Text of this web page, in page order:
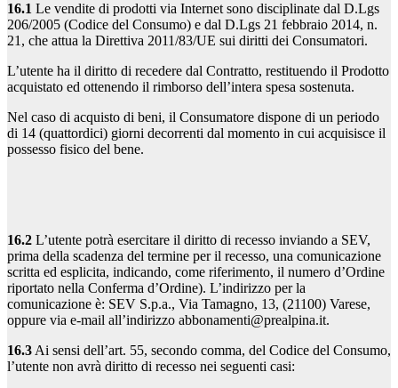
16.1 Le vendite di prodotti via Internet sono disciplinate dal D.Lgs
206/2005 (Codice del Consumo) e dal D.Lgs 21 febbraio 2014, n.
21, che attua la Direttiva 2011/83/UE sui diritti dei Consumatori.
L’utente ha il diritto di recedere dal Contratto, restituendo il Prodotto
acquistato ed ottenendo il rimborso dell’intera spesa sostenuta.
Nel caso di acquisto di beni, il Consumatore dispone di un periodo
di 14 (quattordici) giorni decorrenti dal momento in cui acquisisce il
possesso fisico del bene.
16.2 L’utente potrà esercitare il diritto di recesso inviando a SEV,
prima della scadenza del termine per il recesso, una comunicazione
scritta ed esplicita, indicando, come riferimento, il numero d’Ordine
riportato nella Conferma d’Ordine). L’indirizzo per la
comunicazione è: SEV S.p.a., Via Tamagno, 13, (21100) Varese,
oppure via e-mail all’indirizzo abbonamenti@prealpina.it.
16.3Ai sensi dell’art. 55, secondo comma, del Codice del Consumo,
l’utente non avrà diritto di recesso nei seguenti casi: